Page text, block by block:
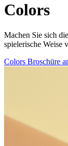
Colors
Machen Sie sich
spielerische Weise
Colors Broschüre